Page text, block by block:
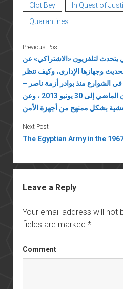
Clot Bey In Quest of
Quarantines
Previous Post
يتحدث لتلفزيون «الاشتراكي» عن
وجهازها الإداري، وكيف تنظر
في الشوارع منذ بوادر أزمة ناصر –
عامر في ستينيات القرن الماضي إلى 30 يونيو 2013 ، وعن
Next Post
The Egyptian Army in the
Leave a Reply
Your email address will not
fields are marked *
Comment